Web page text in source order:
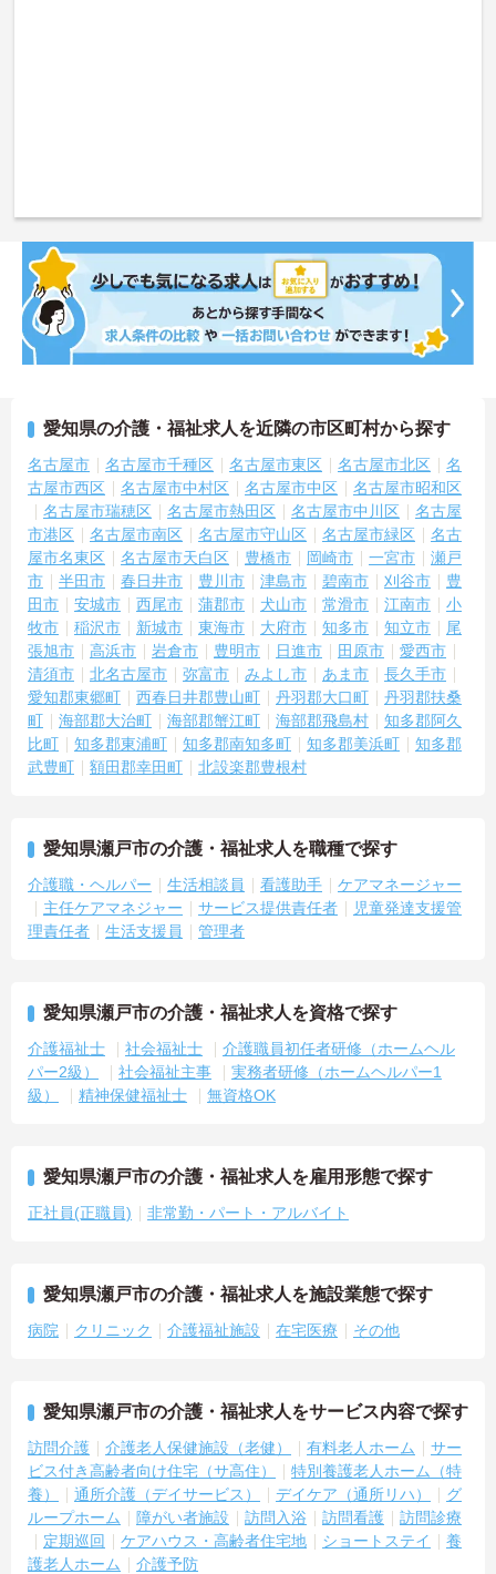
愛知県の介護・福祉求人を近隣の市区町村から探す
名古屋市 名古屋市千種区 名古屋市東区 名古屋市北区
名
古屋市西区
名古屋市中村区 名古屋市中区
名古屋市昭和区
名古屋市瑞穂区
名古屋市熱田区 名古屋市中川区
名古屋
市港区
名古屋市南区 名古屋市守山区 名古屋市緑区
名古
屋市名東区
名古屋市天白区 豊橋市 岡崎市 一宮市
瀬戸
市
半田市 春日井市 豊川市 津島市 碧南市 刈谷市
豊
田市
安城市 西尾市 蒲郡市 犬山市 常滑市 江南市
小
牧市
稲沢市 新城市 東海市 大府市 知多市 知立市
尾
張旭市
高浜市 岩倉市 豊明市 日進市 田原市
愛西市
清須市
北名古屋市 弥富市 みよし市 あま市
長久手市
愛知郡東郷町
西春日井郡豊山町 丹羽郡大口町
丹羽郡扶桑
町
海部郡大治町 海部郡蟹江町 海部郡飛島村
知多郡阿久
比町
知多郡東浦町 知多郡南知多町 知多郡美浜町
知多郡
武豊町
額田郡幸田町 北設楽郡豊根村
愛知県瀬戸市の介護・福祉求人を職種で探す
介護職・ヘルパー 生活相談員 看護助手
ケアマネージャー
主任ケアマネジャー
サービス提供責任者
児童発達支援管
理責任者
生活支援員 管理者
愛知県瀬戸市の介護・福祉求人を資格で探す
介護福祉士 社会福祉士
介護職員初任者研修（ホームヘル
パー2級）
社会福祉主事
実務者研修（ホームヘルパー1
級）
精神保健福祉士 無資格OK
愛知県瀬戸市の介護・福祉求人を雇用形態で探す
正社員(正職員) 非常勤・パート・アルバイト
愛知県瀬戸市の介護・福祉求人を施設業態で探す
病院 クリニック 介護福祉施設 在宅医療 その他
愛知県瀬戸市の介護・福祉求人をサービス内容で探す
訪問介護 介護老人保健施設（老健） 有料老人ホーム
サー
ビス付き高齢者向け住宅（サ高住）
特別養護老人ホーム（特
養）
通所介護（デイサービス） デイケア（通所リハ）
グ
ループホーム
障がい者施設 訪問入浴 訪問看護
訪問診療
定期巡回
ケアハウス・高齢者住宅地 ショートステイ
養
護老人ホーム
介護予防